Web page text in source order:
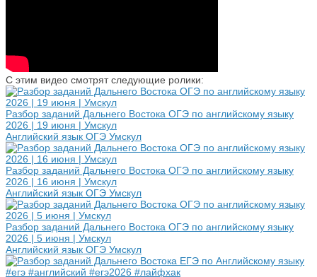
С этим видео смотрят следующие ролики:
Разбор заданий Дальнего Востока ОГЭ по английскому языку
2026 | 19 июня | Умскул
Английский язык ОГЭ Умскул
Разбор заданий Дальнего Востока ОГЭ по английскому языку
2026 | 16 июня | Умскул
Английский язык ОГЭ Умскул
Разбор заданий Дальнего Востока ОГЭ по английскому языку
2026 | 5 июня | Умскул
Английский язык ОГЭ Умскул